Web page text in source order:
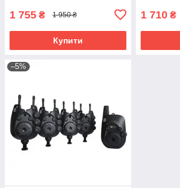
1 755 ₴ 1 950 ₴
Купити
1 710 ₴
–5%